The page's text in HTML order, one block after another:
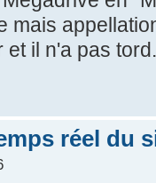
mais
et il n'a pas tord.
réel du